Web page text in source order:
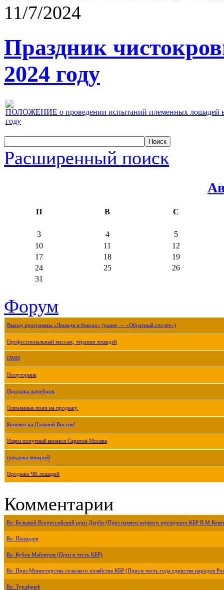
11/7/2024
Праздник
2024 году
ПОЛОЖЕНИЕ о проведении испытаний племенных лошадей
году
Расширенный поиск
П В С
3 4
5
10
11
12
17
18
19
24
25
26
31
Форум
Выход программы «Лошади в боксах» (ранее — «Обратный отсчёт»)
Профессиональный массаж, терапия лошадей
ЦМИ
Полуторник
Продажа жеребцов.
Племенные пони на продажу.
Коневоз на Дальний Восток!
Ищем попутный коневоз Саратов-Москва
продажа лошадей
Продажа ЧК лошадей
Комментарии
Re: Большой Всероссийский приз Дерби (Приз памяти первого президента КБР
Re: Паландер
Re: Кубок Майлеров (Приз в честь КБР)
Re: Приз Министерства сельского хозяйства КБР (Приз в честь года единства народов
Re: Турафриф